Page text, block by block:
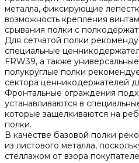
металла, фиксирующие
возможность крепления
срывания полки с
Для сетчатой полки
специальные
FRW39, а также
полукруглые полки
сектора ценникодержателей
Фронтальные ограждения
устанавливаются в
которые защелкиваются на
полки.
В качестве базовой полки
из листового металла,
стеллажом от взора